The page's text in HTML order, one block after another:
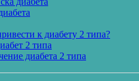
к диабету 2 типа?
2 типа
диабета 2 типа